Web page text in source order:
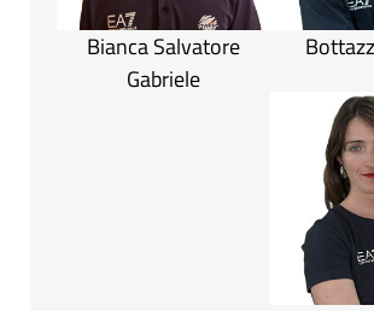
Bianca Salvatore
Gabriele